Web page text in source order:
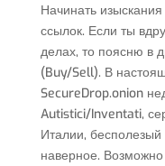
Начинать
ссылок. Если ты
делах, то поясню в
(Buy/Sell). В
SecureDrop.onion
Autistici/Inventati,
Италии,
наверное.